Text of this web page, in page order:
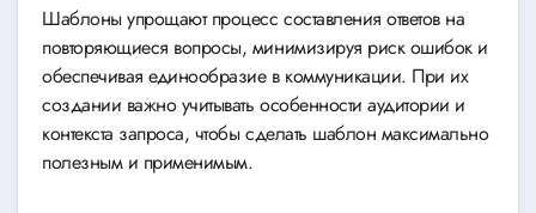
Шаблоны упрощают процесс составления ответов на
повторяющиеся вопросы, минимизируя риск ошибок и
обеспечивая единообразие в коммуникации. При их
создании важно учитывать особенности аудитории и
контекста запроса, чтобы сделать шаблон максимально
полезным и применимым.